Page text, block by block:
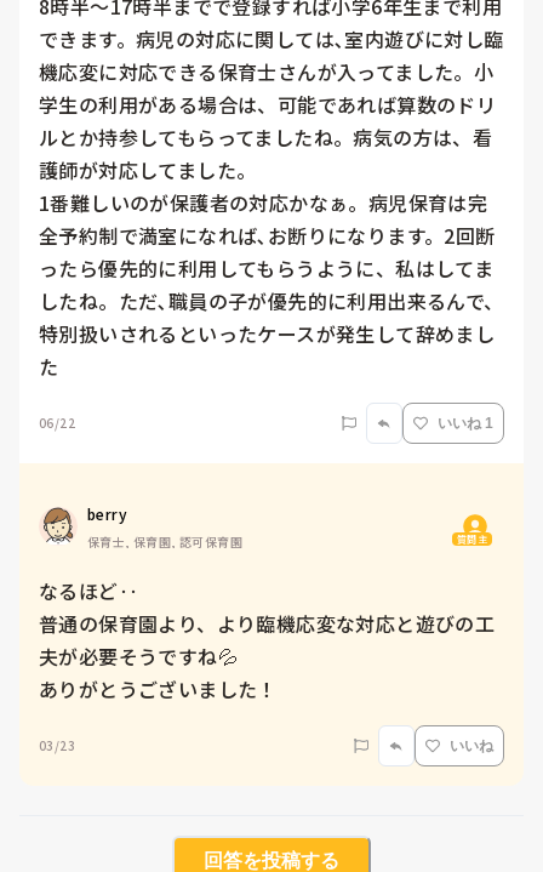
8時半〜17時半までで登録すれば小学6年生まで利用
できます。病児の対応に関しては､室内遊びに対し臨
機応変に対応できる保育士さんが入ってました。小
学生の利用がある場合は、可能であれば算数のドリ
ルとか持参してもらってましたね。病気の方は、看
護師が対応してました。
1番難しいのが保護者の対応かなぁ。病児保育は完
全予約制で満室になれば､お断りになります。2回断
ったら優先的に利用してもらうように、私はしてま
したね。ただ､職員の子が優先的に利用出来るんで、
特別扱いされるといったケースが発生して辞めまし
た
06/22 いいね 1
berry
保育士, 保育園, 認可保育園 質問主
なるほど‥
普通の保育園より、より臨機応変な対応と遊びの工
夫が必要そうですね💦
ありがとうございました！
03/23 いいね
回答を投稿する